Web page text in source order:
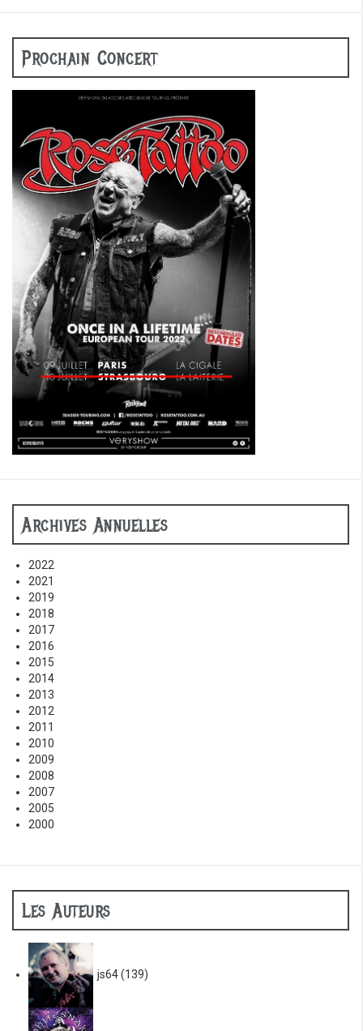
Prochain Concert
Archives Annuelles
2022
2021
2019
2018
2017
2016
2015
2014
2013
2012
2011
2010
2009
2008
2007
2005
2000
Les Auteurs
js64(139)